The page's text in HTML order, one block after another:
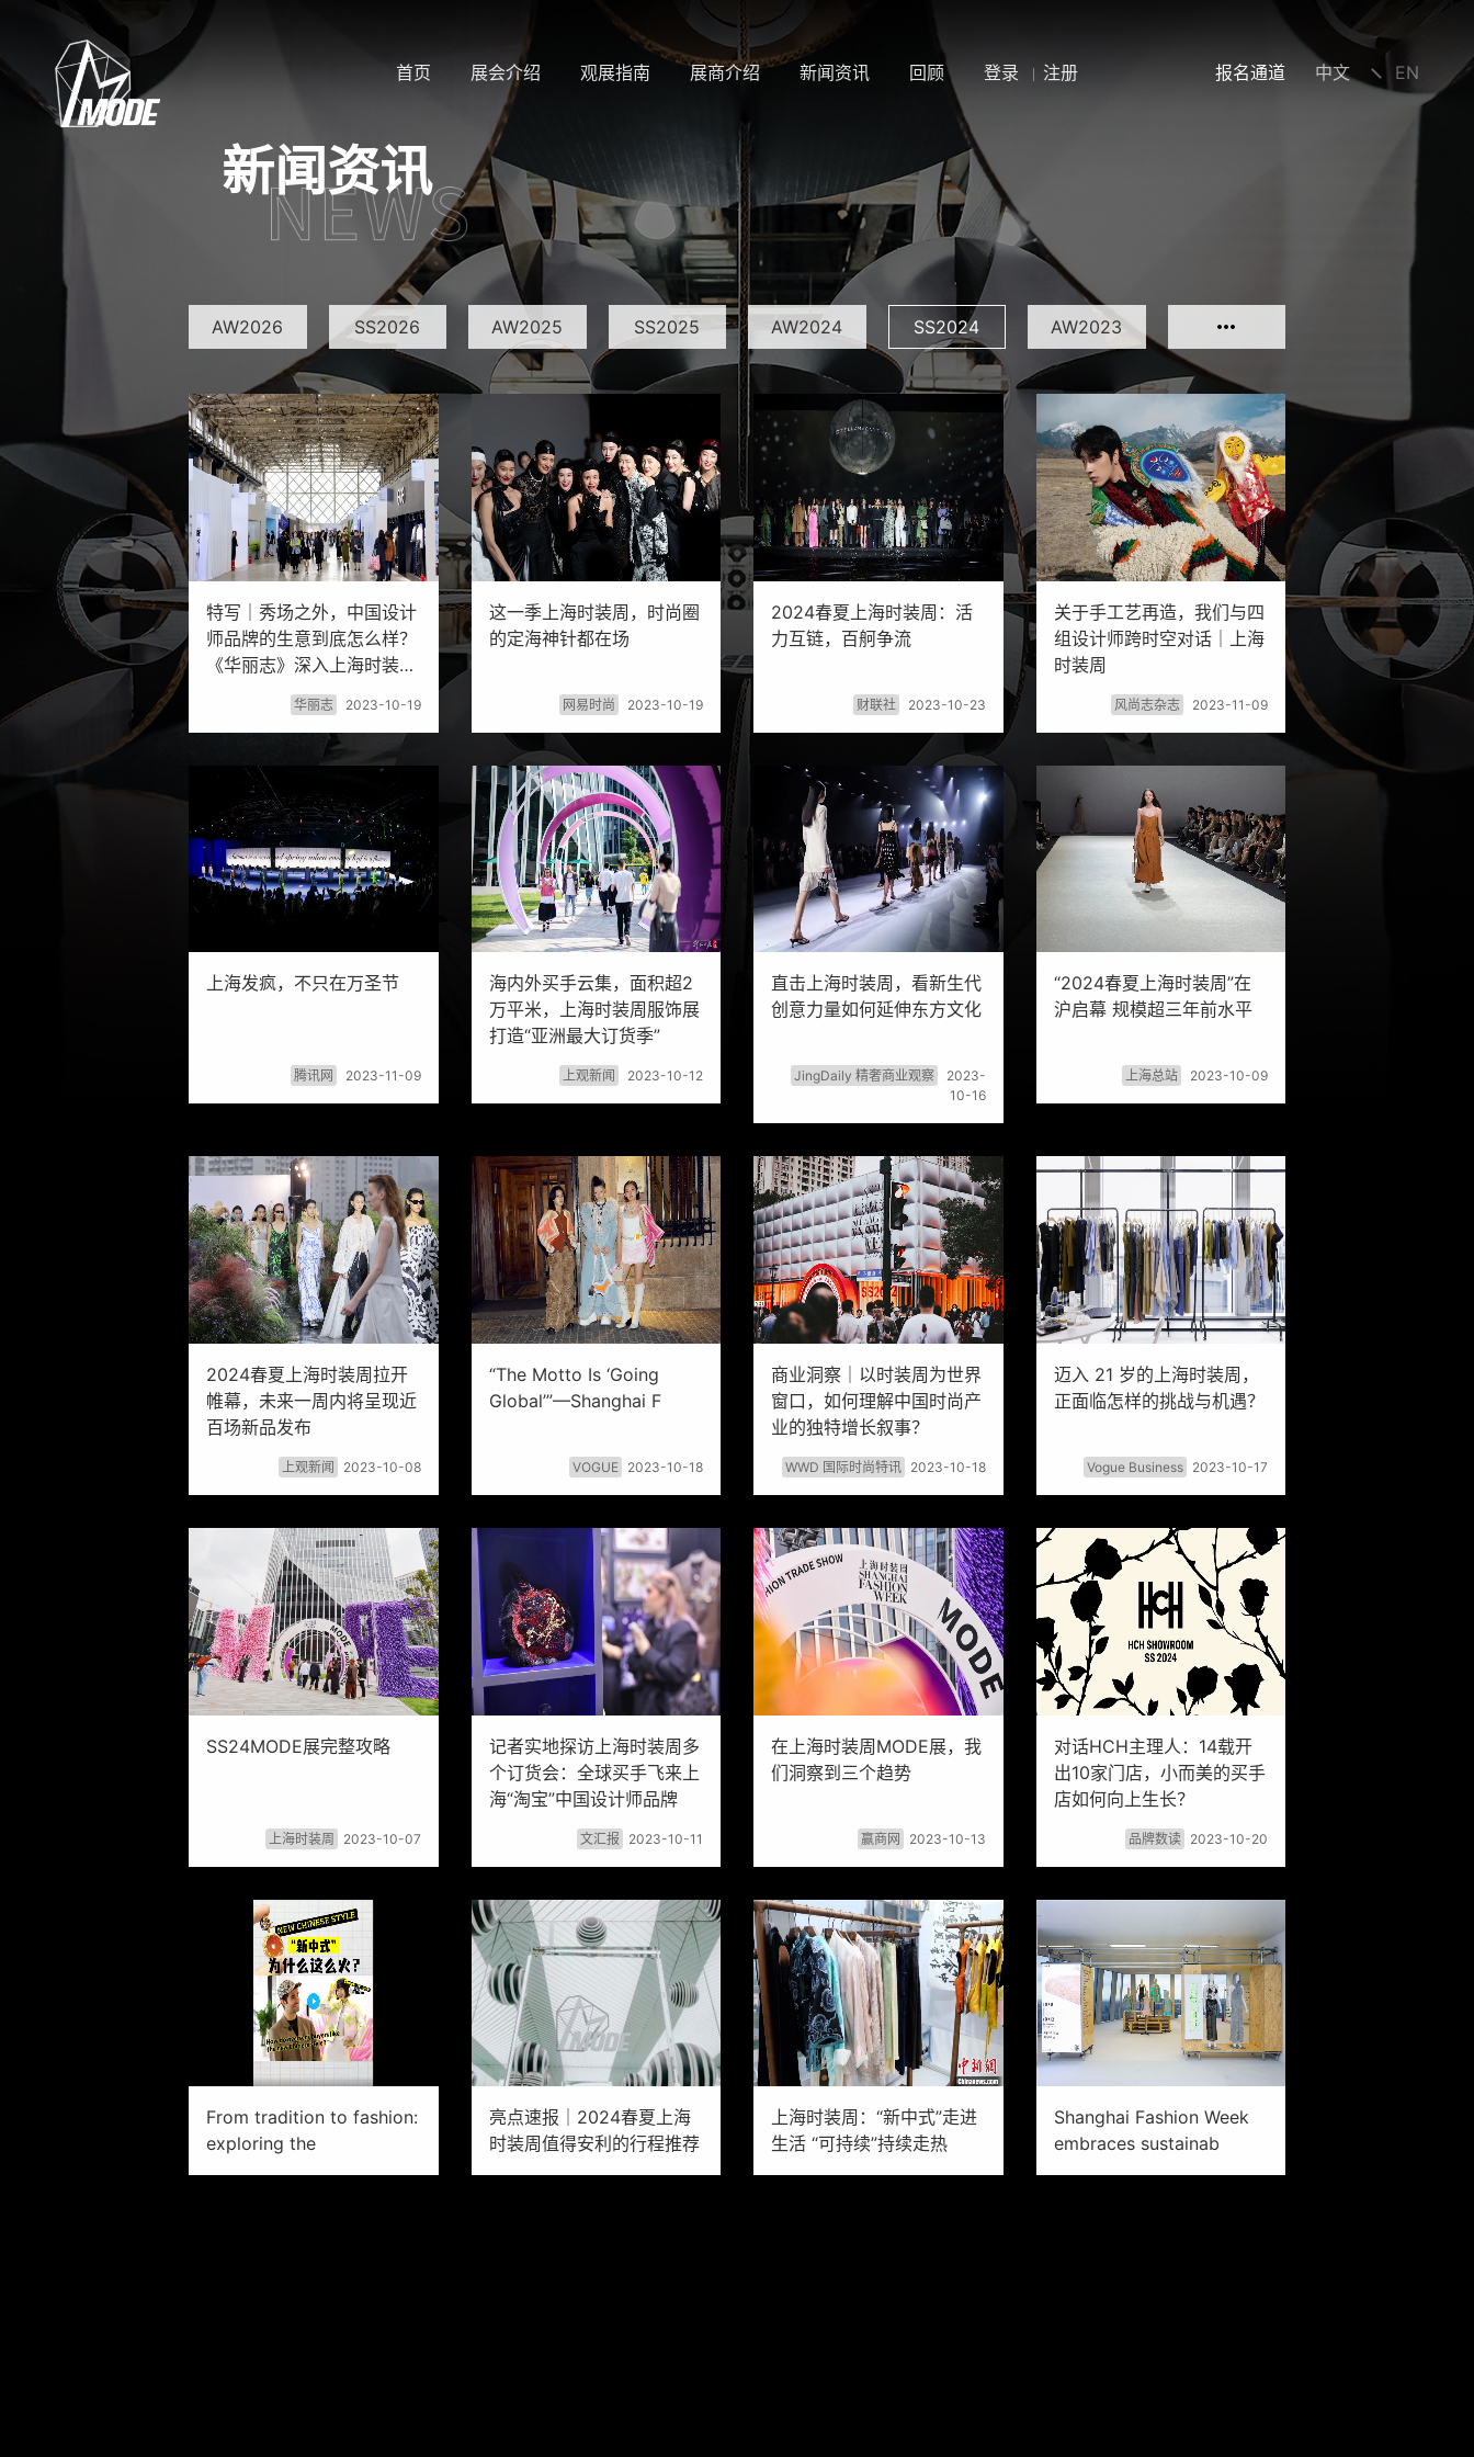
首页 展会介绍 观展指南 展商介绍 新闻资讯 回顾 登录 注册 报名通道 中文 EN
新闻资讯
AW2026 SS2026 AW2025 SS2025 AW2024 SS2024 AW2023
SS2023 SS2022 AW2021 SS2021 AW2020 SS2020 AW2019 SS2019
AW2018 SS2018 AW2017 SS2017 AW2016 SS2016 AW2015
特写｜秀场之外，中国设计
师品牌的生意到底怎么样？
《华丽志》深入上海时装周
华丽志 2023-10-19
这一季上海时装周，时尚圈
的定海神针都在场
网易时尚 2023-10-19
2024春夏上海时装周：活
力互链，百舸争流
财联社 2023-10-23
关于手工艺再造，我们与四
组设计师跨时空对话｜上海
时装周
风尚志杂志 2023-11-09
上海发疯，不只在万圣节
腾讯网 2023-11-09
海内外买手云集，面积超2
万平米，上海时装周服饰展
打造“亚洲最大订货季”
上观新闻 2023-10-12
直击上海时装周，看新生代
创意力量如何延伸东方文化
JingDaily 精奢商业观察
2023-
10-16
“2024春夏上海时装周”在
沪启幕 规模超三年前水平
上海总站 2023-10-09
2024春夏上海时装周拉开
帷幕，未来一周内将呈现近
百场新品发布
上观新闻 2023-10-08
“The Motto Is ‘Going
Global’”—Shanghai F
VOGUE 2023-10-18
商业洞察｜以时装周为世界
窗口，如何理解中国时尚产
业的独特增长叙事？
WWD 国际时尚特讯 2023-10-18
迈入 21 岁的上海时装周，
正面临怎样的挑战与机遇？
Vogue Business 2023-10-17
SS24MODE展完整攻略
上海时装周 2023-10-07
记者实地探访上海时装周多
个订货会：全球买手飞来上
海“淘宝”中国设计师品牌
文汇报 2023-10-11
在上海时装周MODE展，我
们洞察到三个趋势
赢商网 2023-10-13
对话HCH主理人：14载开
出10家门店，小而美的买手
店如何向上生长？
品牌数读 2023-10-20
From tradition to fashion:
exploring the
亮点速报｜2024春夏上海
时装周值得安利的行程推荐
上海时装周：“新中式”走进
生活 “可持续”持续走热
Shanghai Fashion Week
embraces sustainab